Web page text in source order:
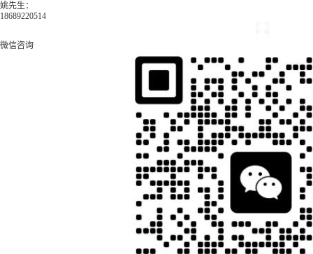
姚先生：
18689220514
微信咨询